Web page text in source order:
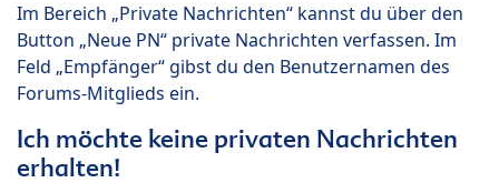
Im Bereich „Private Nachrichten“ kannst du über den
Button „Neue PN“ private Nachrichten verfassen. Im
Feld „Empfänger“ gibst du den Benutzernamen des
Forums-Mitglieds ein.
Ich möchte keine privaten Nachrichten
erhalten!